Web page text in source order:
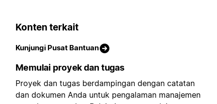
Konten terkait
Kunjungi Pusat Bantuan
Memulai proyek dan tugas
Proyek dan tugas berdampingan dengan catatan
dan dokumen Anda untuk pengalaman manajemen